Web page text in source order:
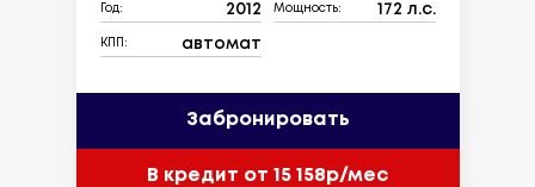
Год: 2012 Мощность: 172 л.с.
КПП: автомат
Забронировать
В кредит от 15 158р/мес